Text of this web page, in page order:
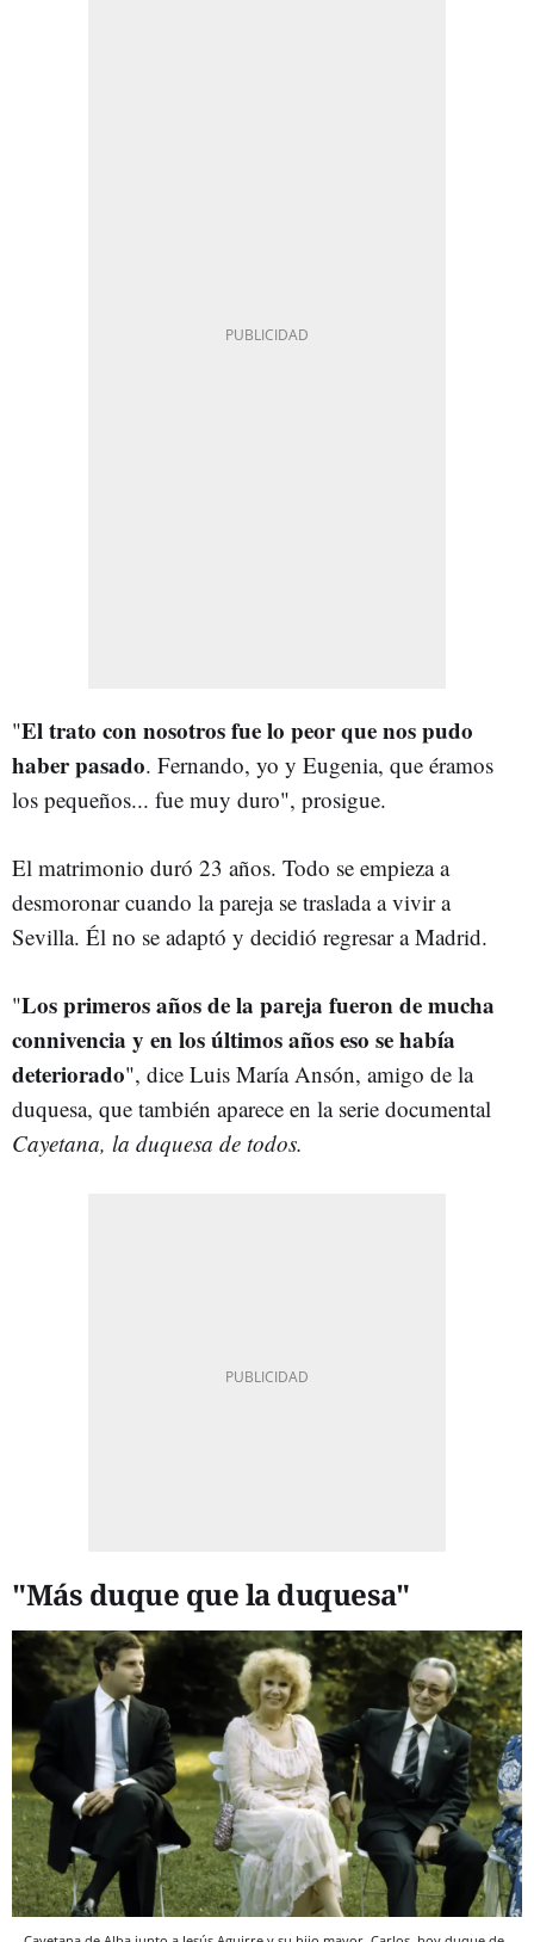
"El trato con nosotros fue lo peor que nos pudo
haber pasado. Fernando, yo y Eugenia, que éramos
los pequeños... fue muy duro", prosigue.
El matrimonio duró 23 años. Todo se empieza a
desmoronar cuando la pareja se traslada a vivir a
Sevilla. Él no se adaptó y decidió regresar a Madrid.
"Los primeros años de la pareja fueron de mucha
connivencia y en los últimos años eso se había
deteriorado", dice Luis María Ansón, amigo de la
duquesa, que también aparece en la serie documental
Cayetana, la duquesa de todos.
"Más duque que la duquesa"